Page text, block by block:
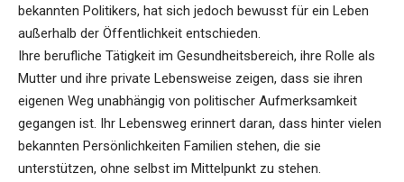
bekannten Politikers, hat sich jedoch bewusst für ein Leben
außerhalb der Öffentlichkeit entschieden.
Ihre berufliche Tätigkeit im Gesundheitsbereich, ihre Rolle als
Mutter und ihre private Lebensweise zeigen, dass sie ihren
eigenen Weg unabhängig von politischer Aufmerksamkeit
gegangen ist. Ihr Lebensweg erinnert daran, dass hinter vielen
bekannten Persönlichkeiten Familien stehen, die sie
unterstützen, ohne selbst im Mittelpunkt zu stehen.